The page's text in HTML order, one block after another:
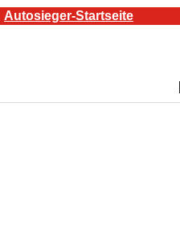
Autosieger-Startseite